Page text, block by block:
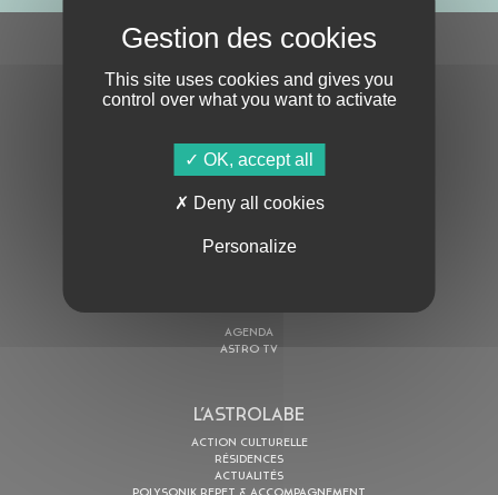
AGENDA
ASTRO TV
L’ASTROLABE
ACTION CULTURELLE
RÉSIDENCES
ACTUALITÉS
This site uses cookies and gives you
control over what you want to activate
OK, accept all
Deny all cookies
Personalize